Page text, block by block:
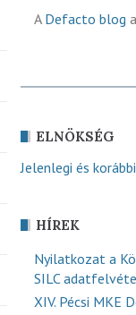
A Defacto blog
ELNÖKSÉG
Jelenlegi és
HÍREK
Nyilatkozat a
SILC
XIV. Pécsi MKE